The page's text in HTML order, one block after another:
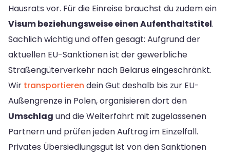
Hausrats vor. Für die Einreise brauchst du zudem ein
Visum beziehungsweise einen Aufenthaltstitel.
Sachlich wichtig und offen gesagt: Aufgrund der
aktuellen EU-Sanktionen ist der gewerbliche
Straßengüterverkehr nach Belarus eingeschränkt.
Wir transportieren dein Gut deshalb bis zur EU-
Außengrenze in Polen, organisieren dort den
Umschlag und die Weiterfahrt mit zugelassenen
Partnern und prüfen jeden Auftrag im Einzelfall.
Privates Übersiedlungsgut ist von den Sanktionen